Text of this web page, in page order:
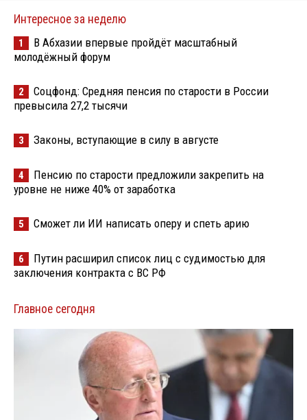
Интересное за неделю
1
В Абхазии впервые пройдёт масштабный
молодёжный форум
2
Соцфонд: Средняя пенсия по старости в России
превысила 27,2 тысячи
3 Законы, вступающие в силу в августе
4
Пенсию по старости предложили закрепить на
уровне не ниже 40% от заработка
5 Сможет ли ИИ написать оперу и спеть арию
6
Путин расширил список лиц с судимостью для
заключения контракта с ВС РФ
Главное сегодня